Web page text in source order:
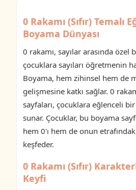
0 Rakamı (Sıfır) Temalı
Boyama Dünyası
0 rakamı, sayılar arasında
çocuklara sayıları öğretmenin
Boyama, hem zihinsel hem de
gelişmesine katkı sağlar. 0
sayfaları, çocuklara eğlenceli
sunar. Çocuklar, bu boyama
hem 0'ı hem de onun
keşfeder.
0 Rakamı (Sıfır)
Keyfi